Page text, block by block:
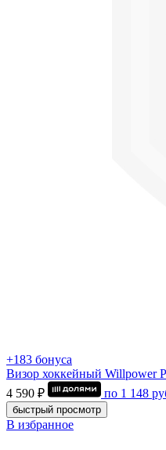
+183 бонуса
Визор хоккейный Willpower
4 590 ₽
по 1 148
быстрый просмотр
В избранное